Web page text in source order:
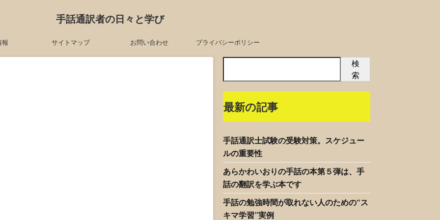
手話通訳者の日々と学び
サイトマップ お問い合わせ プライバシーポリシー
検
索
最新の記事
手話通訳士試験の受験対策。スケジュー
ルの重要性
あらかわいおりの手話の本第５弾は、手
話の翻訳を学ぶ本です
手話の勉強時間が取れない人のための“ス
キマ学習”実例